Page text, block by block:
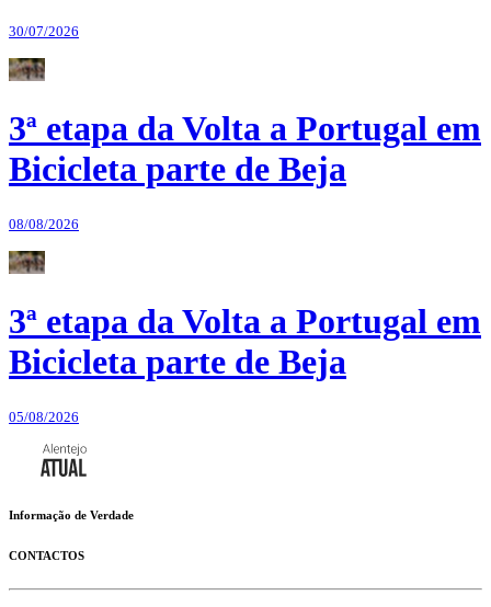
30/07/2026
3ª etapa da Volta a Portugal em
Bicicleta parte de Beja
08/08/2026
3ª etapa da Volta a Portugal em
Bicicleta parte de Beja
05/08/2026
Informação de Verdade
CONTACTOS